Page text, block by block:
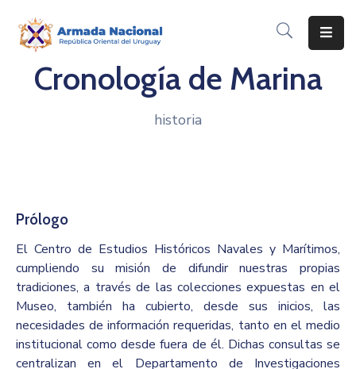
Inicio
Corporativo
Contacto
Cronología de Marina
historia
Prólogo
El Centro de Estudios Históricos Navales y Marítimos,
cumpliendo su misión de difundir nuestras propias
tradiciones, a través de las colecciones expuestas en el
Museo, también ha cubierto, desde sus inicios, las
necesidades de información requeridas, tanto en el medio
institucional como desde fuera de él. Dichas consultas se
centralizan en el Departamento de Investigaciones